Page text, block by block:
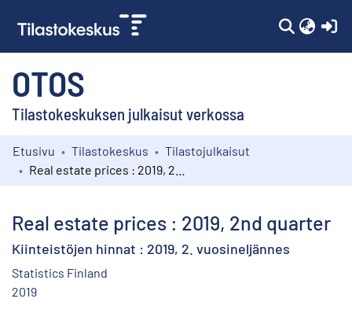
OTOS
Tilastokeskuksen julkaisut verkossa
Kokoelmat
Etusivu Tilastokeskus
Tilastojulkaisut
Real estate prices : 2019, 2nd quarter
Kiinteistöjen hinnat : 2019, 2. vuosineljännes
Statistics Finland
2019